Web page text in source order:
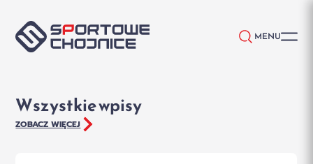
MENU
Wszystkie wpisy
ZOBACZ WIĘCEJ